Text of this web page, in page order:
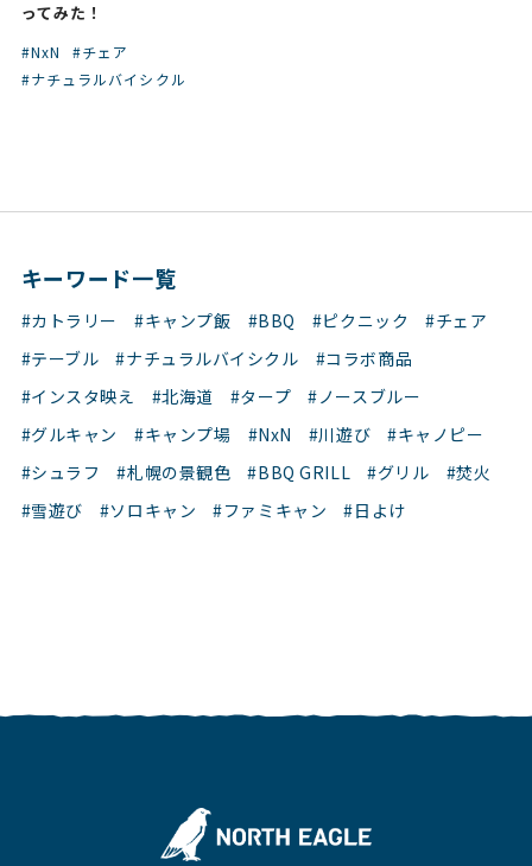
ってみた！
#NxN
#チェア
#ナチュラルバイシクル
キーワード一覧
#カトラリー #キャンプ飯 #BBQ #ピクニック
#チェア
#テーブル
#ナチュラルバイシクル
#コラボ商品
#インスタ映え
#北海道 #タープ
#ノースブルー
#グルキャン
#キャンプ場 #NxN #川遊び
#キャノピー
#シュラフ
#札幌の景観色 #BBQ GRILL #グリル
#焚火
#雪遊び
#ソロキャン #ファミキャン #日よけ